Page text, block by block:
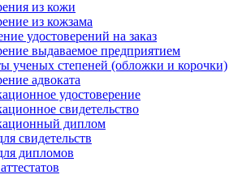
из кожи
из кожзама
удостоверений на заказ
выдаваемое предприятием
ученых степеней (обложки и корочки)
адвоката
удостоверение
свидетельство
диплом
свидетельств
дипломов